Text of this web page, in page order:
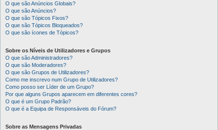
O que são Anúncios Globais?
O que são Anúncios?
O que são Tópicos Fixos?
O que são Tópicos Bloqueados?
O que são ícones de Tópicos?
Sobre os Níveis de Utilizadores e Grupos
O que são Administradores?
O que são Moderadores?
O que são Grupos de Utilizadores?
Como me inscrevo num Grupo de Utilizadores?
Como posso ser Líder de um Grupo?
Por que alguns Grupos aparecem em diferentes cores?
O que é um Grupo Padrão?
O que é a Equipa de Responsáveis do Fórum?
Sobre as Mensagens Privadas